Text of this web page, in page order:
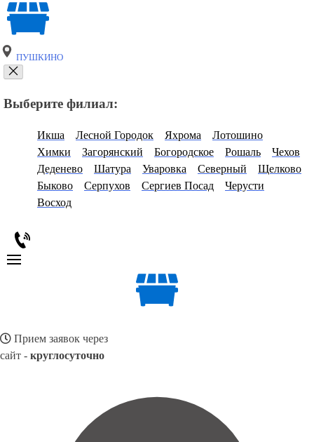
ПУШКИНО
Выберите филиал:
Икша Лесной Городок Яхрома
Лотошино
Химки
Загорянский Богородское Рошаль
Чехов
Деденево
Шатура Уваровка Северный
Щелково
Быково
Серпухов Сергиев Посад
Черусти
Восход
Прием заявок через
сайт - круглосуточно